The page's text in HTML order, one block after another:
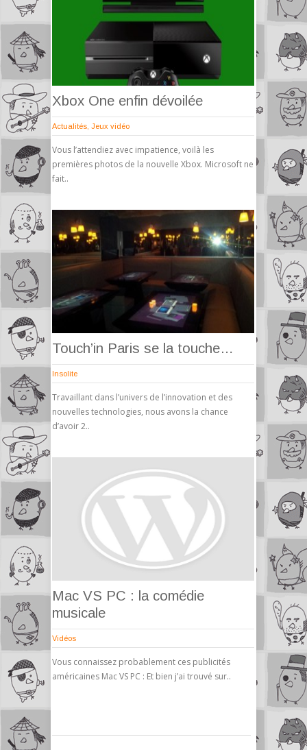
Xbox One enfin dévoilée
Actualités Jeux vidéo
Vous l’attendiez avec impatience, voilà les
premières photos de la nouvelle Xbox. Microsoft ne
fait..
Touch’in Paris se la touche…
Insolite
Travaillant dans l’univers de l’innovation et des
nouvelles technologies, nous avons la chance
d’avoir 2..
Mac VS PC : la comédie
musicale
Vidéos
Vous connaissez probablement ces publicités
américaines Mac VS PC : Et bien j’ai trouvé sur..